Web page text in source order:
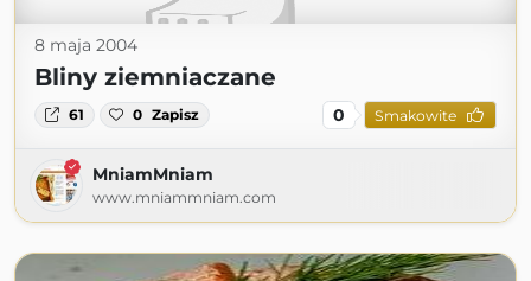
8 maja 2004
Bliny ziemniaczane
61 0 Zapisz 0 Smakowite
MniamMniam
www.mniammniam.com